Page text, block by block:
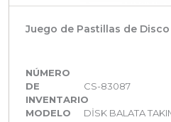
Juego de Pastillas de
NÚMERO
DE
INVENTARIO
CS-83087
MODELO